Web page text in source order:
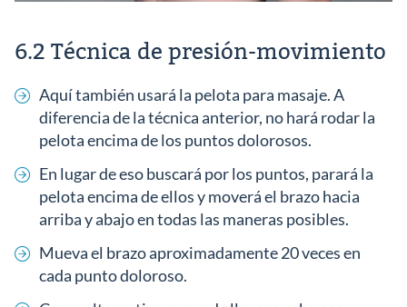
6.2 Técnica de presión-movimiento
Aquí también usará la pelota para masaje. A
diferencia de la técnica anterior, no hará rodar la
pelota encima de los puntos dolorosos.
En lugar de eso buscará por los puntos, parará la
pelota encima de ellos y moverá el brazo hacia
arriba y abajo en todas las maneras posibles.
Mueva el brazo aproximadamente 20 veces en
cada punto doloroso.